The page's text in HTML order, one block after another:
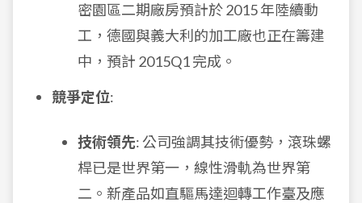
密園區二期廠房預計於 2015 年陸續動
工，德國與義大利的加工廠也正在籌建
中，預計 2015Q1 完成。
競爭定位:
技術領先: 公司強調其技術優勢，滾珠螺
桿已是世界第一，線性滑軌為世界第
二。新產品如直驅馬達迴轉工作臺及應